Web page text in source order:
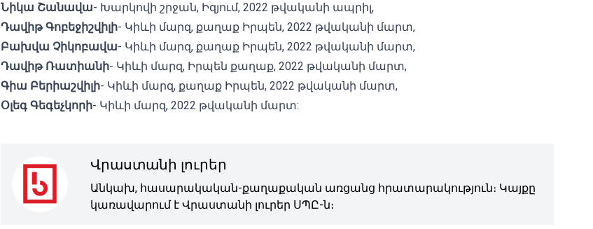
Նիկա Շանավա- Խարկովի շրջան, Իզյում, 2022 թվականի ապրիլ,
ԴավիթԳոբեջիշվիլի- Կիևի մարզ, քաղաք Իրպեն, 2022 թվականի մարտ,
Բախվա Չիկոբավա- Կիևի մարզ, քաղաք Իրպեն, 2022 թվականի մարտ,
Դավիթ Ռատիանի- Կիևի մարզ, Իրպեն քաղաք, 2022 թվականի մարտ,
Գիա Բերիաշվիլի- Կիևի մարզ, քաղաք Իրպեն, 2022 թվականի մարտ,
Օլեգ Գեգեչկորի- Կիևի մարզ, 2022 թվականի մարտ:
Վրաստանի լուրեր
Անկախ, հասարակական-քաղաքական առցանց հրատարակություն։ Կայքը
կառավարում է Վրաստանի լուրեր ՍՊԸ-ն։